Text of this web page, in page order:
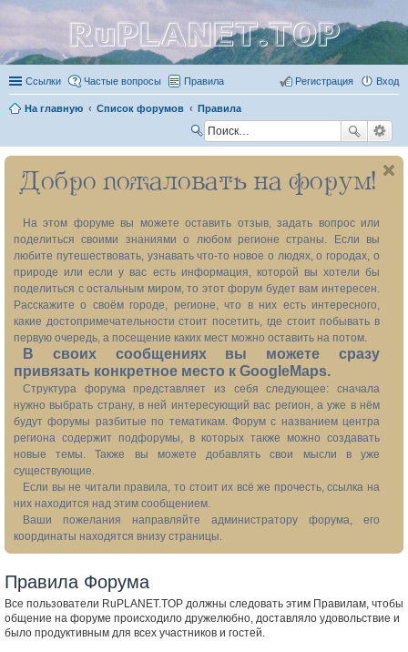
RuPLANET.TOP
Ссылки Частые вопросы Правила Вход
Регистрация
На главную Список форумов Правила
ск
Добро пожаловать на форум!
На этом форуме вы можете оставить отзыв, задать вопрос или
поделиться своими знаниями о любом регионе страны. Если вы
любите путешествовать, узнавать что-то новое о людях, о городах, о
природе или если у вас есть информация, которой вы хотели бы
поделиться с остальным миром, то этот форум будет вам интересен.
Расскажите о своём городе, регионе, что в них есть интересного,
какие достопримечательности стоит посетить, где стоит побывать в
первую очередь, а посещение каких мест можно оставить на потом.
В своих сообщениях вы можете сразу
привязать конкретное место к GoogleMaps.
Структура форума представляет из себя следующее: сначала
нужно выбрать страну, в ней интересующий вас регион, а уже в нём
будут форумы разбитые по тематикам. Форум с названием центра
региона содержит подфорумы, в которых также можно создавать
новые темы. Также вы можете добавлять свои мысли в уже
существующие.
Если вы не читали правила, то стоит их всё же прочесть, ссылка на
них находится над этим сообщением.
Ваши пожелания направляйте администратору форума, его
координаты находятся внизу страницы.
Правила Форума
Все пользователи RuPLANET.TOP должны следовать этим Правилам, чтобы
общение на форуме происходило дружелюбно, доставляло удовольствие и
было продуктивным для всех участников и гостей.